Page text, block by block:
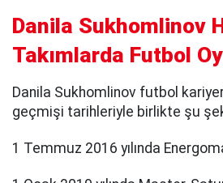
Danila Sukhomlinov
Takımlarda Futbol
Danila Sukhomlinov futbol
geçmişi tarihleriyle birlikte şu
1 Temmuz 2016 yılında